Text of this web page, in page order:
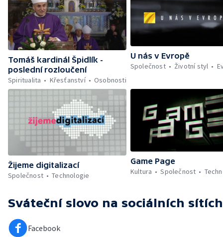
Tomáš kardinál Špidlík -
poslední rozloučení
Spiritualita
Křesťanství Osobnosti
U nás v Evropě
Společnost
Životní styl
Žijeme digitalizací
Společnost
Technologie
Game Page
Kultura
Společnost
Sváteční slovo na sociálních sítích
Facebook